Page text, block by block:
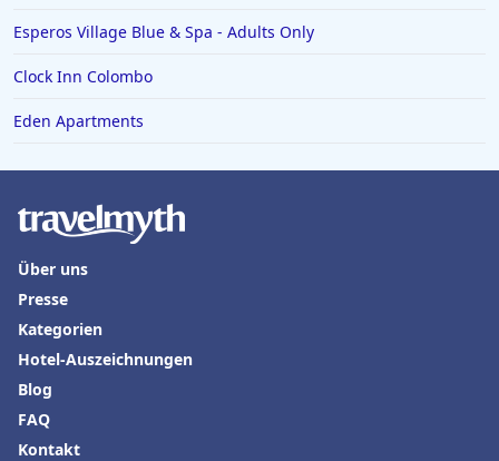
Esperos Village Blue & Spa - Adults Only
Clock Inn Colombo
Eden Apartments
Über uns
Presse
Kategorien
Hotel-Auszeichnungen
Blog
FAQ
Kontakt